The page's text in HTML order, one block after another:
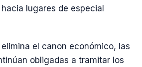
lugares de especial
el canon económico, las
obligadas a tramitar los